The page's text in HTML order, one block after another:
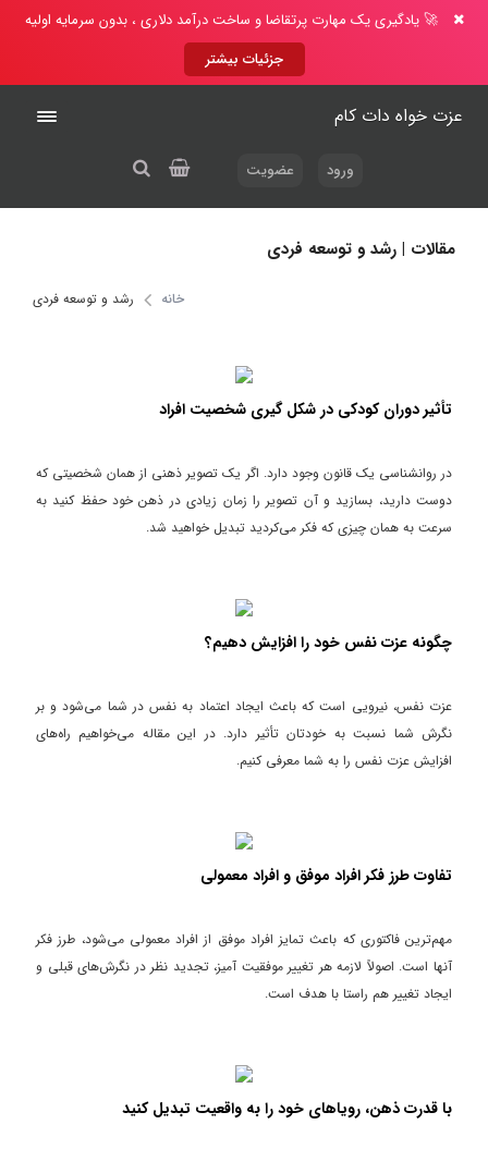
🚀 یادگیری یک مهارت پرتقاضا و ساخت درآمد دلاری ، بدون سرمایه اولیه
جزئیات بیشتر
عزت خواه دات کام
ورود عضویت
مقالات | رشد و توسعه فردی
خانه رشد و توسعه فردی
تأثیر دوران کودکی در شکل گیری شخصیت افراد
در روانشناسی یک قانون وجود دارد. اگر یک تصویر ذهنی از همان شخصیتی که
دوست دارید، بسازید و آن تصویر را زمان زیادی در ذهن خود حفظ کنید به
سرعت به همان چیزی که فکر می‌کردید تبدیل خواهید شد.
چگونه عزت نفس خود را افزایش دهیم؟
عزت نفس، نیرویی است که باعث ایجاد اعتماد به نفس در شما می‌شود و بر
نگرش شما نسبت به خودتان تأثیر دارد. در این مقاله می‌خواهیم راه‌های
افزایش عزت نفس را به شما معرفی کنیم.
تفاوت طرز فکر افراد موفق و افراد معمولی
مهم‌ترین فاکتوری که باعث تمایز افراد موفق از افراد معمولی می‌شود، طرز فکر
آنها است. اصولاً لازمه هر تغییر موفقیت آمیز، تجدید نظر در نگرش‌های قبلی و
ایجاد تغییر هم راستا با هدف است.
با قدرت ذهن، رویاهای خود را به واقعیت تبدیل کنید